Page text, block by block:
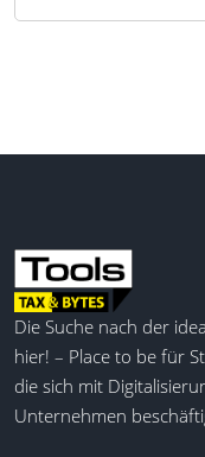
Die Suche nach der
hier! – Place to be für
die sich mit
Unternehmen